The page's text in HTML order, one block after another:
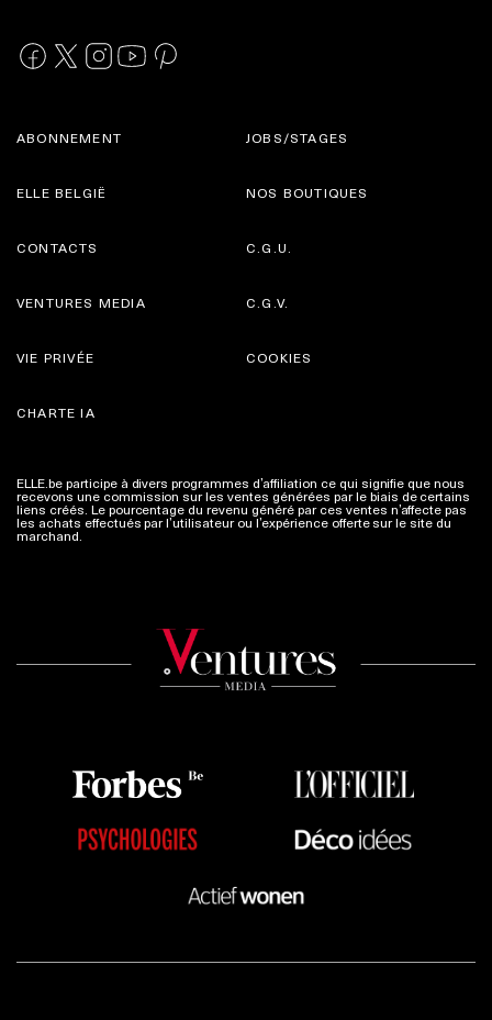
ABONNEMENT
ELLE BELGIË
JOBS/STAGES
NOS BOUTIQUES
CONTACTS
VENTURES MEDIA
C.G.U.
C.G.V.
VIE PRIVÉE
CHARTE IA
COOKIES
ELLE.be participe à divers programmes d’affiliation ce qui signifie que nous
recevons une commission sur les ventes générées par le biais de certains
liens créés. Le pourcentage du revenu généré par ces ventes n’affecte pas
les achats effectués par l’utilisateur ou l’expérience offerte sur le site du
marchand. Plus d'infos